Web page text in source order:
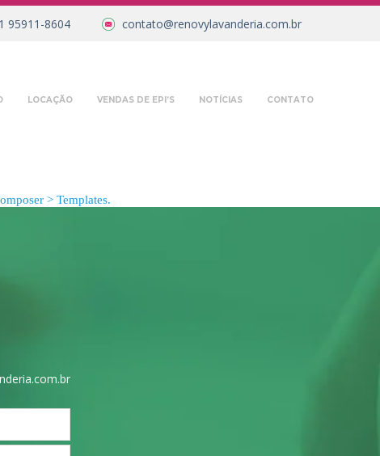
95911-8604 contato@renovylavanderia.com.br
LOCAÇÃO VENDAS DE EPI’S NOTÍCIAS CONTATO
> Templates.